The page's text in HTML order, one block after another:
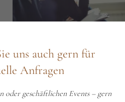
uns auch gern für
Anfragen
oder geschäftlichen Events – gern